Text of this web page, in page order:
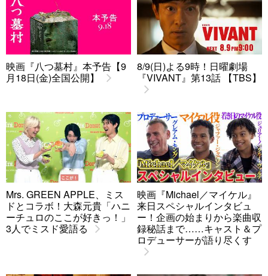
映画『八つ墓村』本予告【9
月18日(金)全国公開】
8/9(日)よる9時！日曜劇場
『VIVANT』第13話 【TBS】
Mrs. GREEN APPLE、ミス
ドとコラボ！大森元貴「ハニ
ーチュロのここが好きっ！」
3人でミスド愛語る
映画『Michael／マイケル』
来日スペシャルインタビュ
ー！企画の始まりから楽曲収
録秘話まで……キャスト＆プ
ロデューサーが語り尽くす